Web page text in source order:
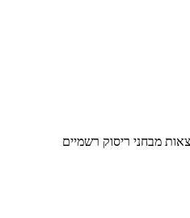
מבחני ריסוק רשמיים